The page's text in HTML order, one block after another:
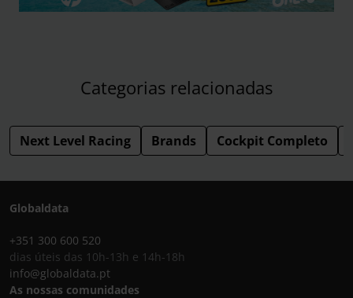
Categorias relacionadas
Next Level Racing Brands Cockpit Completo
Globaldata
+351 300 600 520
dias úteis das 10h-13h e 14h-18h
info@globaldata.pt
As nossas comunidades